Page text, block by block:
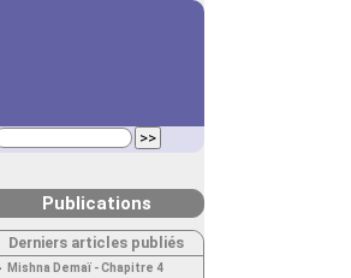
Publications
Derniers articles publiés
Mishna Demaï - Chapitre 4